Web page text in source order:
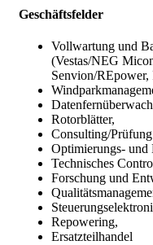
Geschäftsfelder
Vollwartung und
(Vestas/NEG
Senvion/REpower,
Rotorblätter,
Consulting/
Optimierungs- und
Technisches
Forschung und
Repowering,
Ersatzteilhandel